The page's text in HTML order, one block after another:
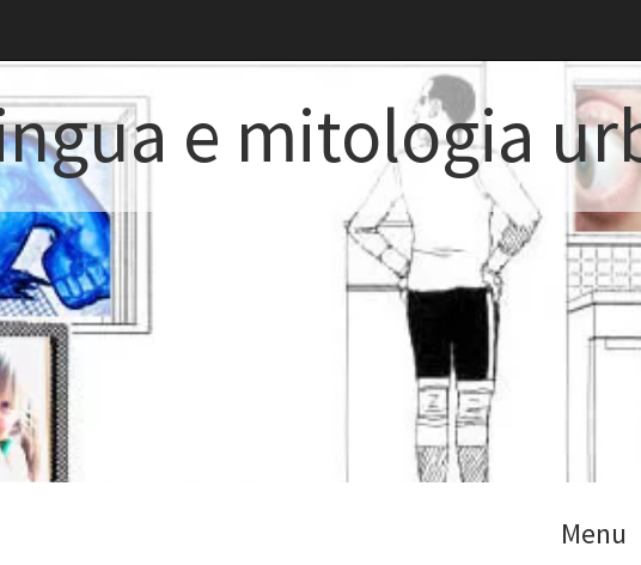
e mitologia
Menu